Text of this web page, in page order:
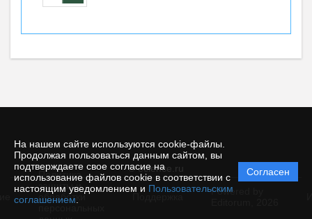
На нашем сайте используются cookie-файлы.
Продолжая пользоваться данным сайтом, вы
подтверждаете свое согласие на
использование файлов cookie в соответствии с
настоящим уведомлением и Пользовательским
соглашением
Согласен
© ecience.ru
Политика
защиты и
обработки
Powered by